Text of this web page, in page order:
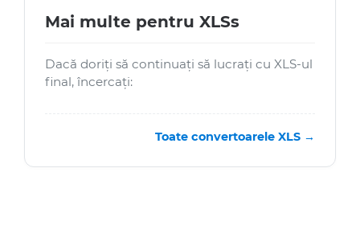
Mai multe pentru XLSs
Dacă doriți să continuați să lucrați cu XLS-ul
final, încercați:
Toate convertoarele XLS →